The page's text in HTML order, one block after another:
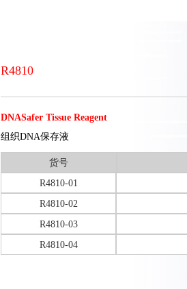
R4810
DNASafer Tissue Reagent
组织DNA保存液
货号
R4810-01
R4810-02
R4810-03
R4810-04